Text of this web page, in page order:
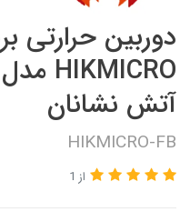
دوربین حرارتی
آتش نشانان
HIKMICRO-FB
از 1